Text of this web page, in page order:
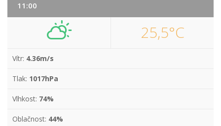
11:00
25,5°C
Vítr: 4.36m/s
Tlak: 1017hPa
Vlhkost: 74%
Oblačnost: 44%